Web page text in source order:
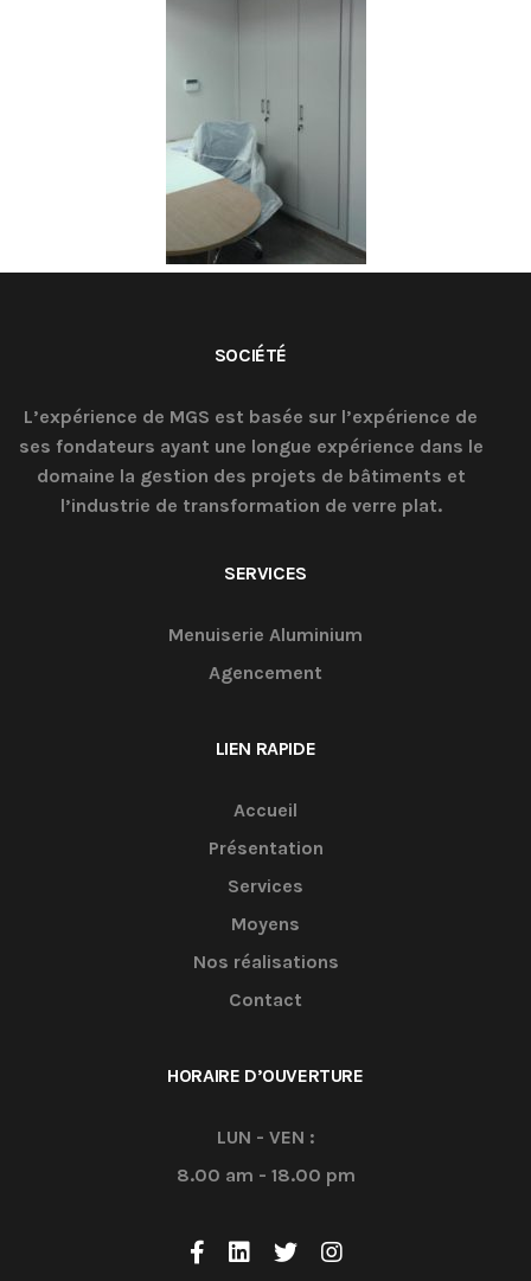
SOCIÉTÉ
L’expérience de MGS est basée sur l’expérience de
ses fondateurs ayant une longue expérience dans le
domaine la gestion des projets de bâtiments et
l’industrie de transformation de verre plat.
SERVICES
Menuiserie Aluminium
Agencement
LIEN RAPIDE
Accueil
Présentation
Services
Moyens
Nos réalisations
Contact
HORAIRE D’OUVERTURE
LUN - VEN :
8.00 am - 18.00 pm